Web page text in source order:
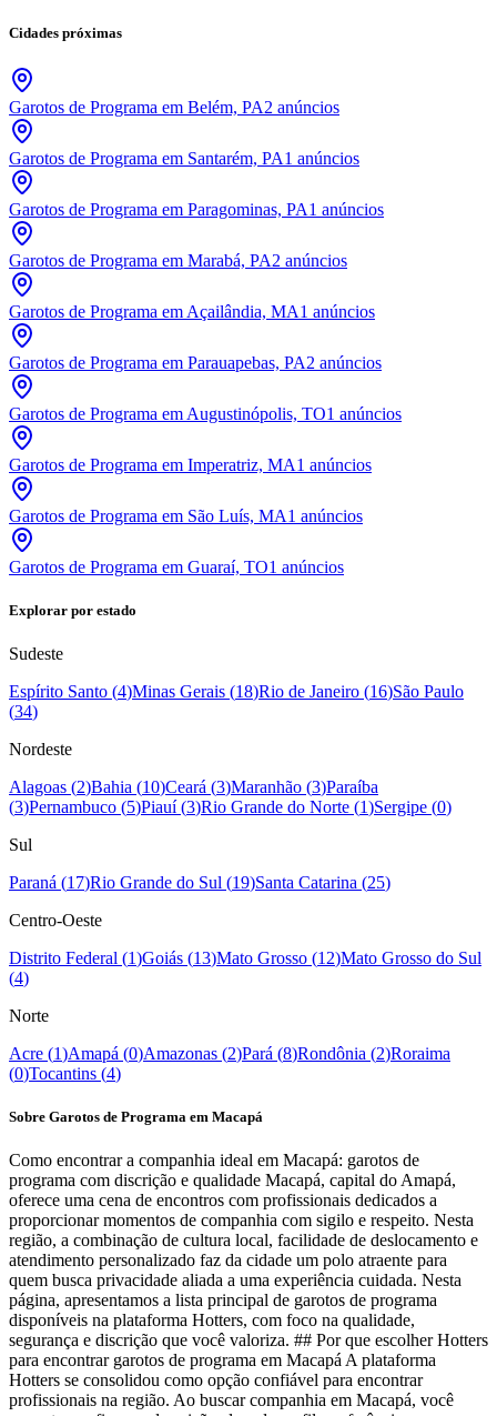
Cidades próximas
Garotos de Programa em Belém, PA2 anúncios
Garotos de Programa em Santarém, PA1 anúncios
Garotos de Programa em Paragominas, PA1 anúncios
Garotos de Programa em Marabá, PA2 anúncios
Garotos de Programa em Açailândia, MA1 anúncios
Garotos de Programa em Parauapebas, PA2 anúncios
Garotos de Programa em Augustinópolis, TO1 anúncios
Garotos de Programa em Imperatriz, MA1 anúncios
Garotos de Programa em São Luís, MA1 anúncios
Garotos de Programa em Guaraí, TO1 anúncios
Explorar por estado
Sudeste
Espírito Santo (4)Minas Gerais (18)Rio de Janeiro (16)São Paulo
(34)
Nordeste
Alagoas (2)Bahia (10)Ceará (3)Maranhão (3)Paraíba
(3)Pernambuco (5)Piauí(3)Rio Grande do Norte (1)Sergipe (0)
Sul
Paraná (17)Rio Grande do Sul (19)Santa Catarina (25)
Centro-Oeste
Distrito Federal (1)Goiás (13)Mato Grosso (12)Mato Grosso do Sul
(4)
Norte
Acre (1)Amapá (0)Amazonas (2)Pará (8)Rondônia (2)Roraima
(0)Tocantins (4)
Sobre Garotos de Programa em Macapá
Como encontrar a companhia ideal em Macapá: garotos de
programa com discrição e qualidade Macapá, capital do Amapá,
oferece uma cena de encontros com profissionais dedicados a
proporcionar momentos de companhia com sigilo e respeito. Nesta
região, a combinação de cultura local, facilidade de deslocamento e
atendimento personalizado faz da cidade um polo atraente para
quem busca privacidade aliada a uma experiência cuidada. Nesta
página, apresentamos a lista principal de garotos de programa
disponíveis na plataforma Hotters, com foco na qualidade,
segurança e discrição que você valoriza. ## Por que escolher Hotters
para encontrar garotos de programa em Macapá A plataforma
Hotters se consolidou como opção confiável para encontrar
profissionais na região. Ao buscar companhia em Macapá, você